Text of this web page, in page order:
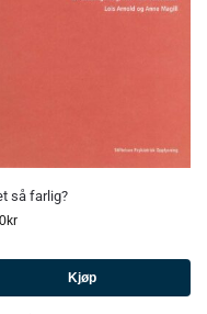
så farlig?
kr
Kjøp